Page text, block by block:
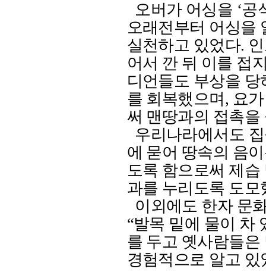
오버가 어싱을 ‘공
오래전부터 어싱을
실천하고 있었다.
어서 깐 뒤 이를 접
디언들도 부상을
를 회복했으며 , 요
써 맨땅과의 접촉을
우리나라에서도
에 묻어 땅속의 음
도록 함으로써 제
과를 누리도록 도모
이외에도 한자 문
“발목 밑에 물이 차
를 두고 옛사람들
경험적으로 알고